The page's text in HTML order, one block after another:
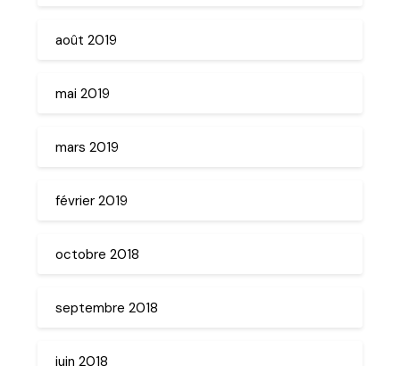
août 2019
mai 2019
mars 2019
février 2019
octobre 2018
septembre 2018
juin 2018